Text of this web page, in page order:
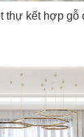
thự kết hợp gỗ